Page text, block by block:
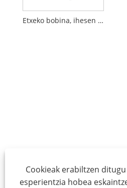
Etxeko bobina, ihesen babesarekin
Cookieak erabiltzen
esperientzia hobea